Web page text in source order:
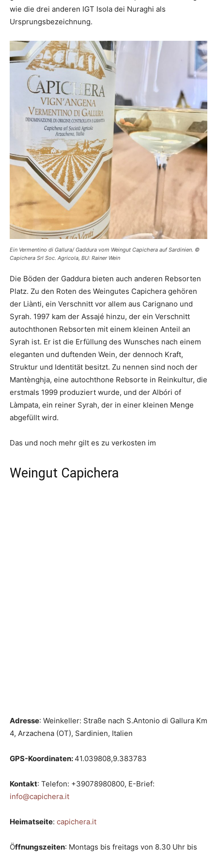
wie die drei anderen IGT Isola dei Nuraghi als
Ursprungsbezeichnung.
Ein Vermentino di Gallura/ Gaddura vom Weingut Capichera auf Sardinien. ©
Capichera Srl Soc. Agricola, BU: Rainer Wein
Die Böden der Gaddura bieten auch anderen Rebsorten
Platz. Zu den Roten des Weingutes Capichera gehören
der Liànti, ein Verschnitt vor allem aus Carignano und
Syrah. 1997 kam der Assajé hinzu, der ein Verschnitt
autochthonen Rebsorten mit einem kleinen Anteil an
Syrah ist. Er ist die Erfüllung des Wunsches nach einem
eleganten und duftenden Wein, der dennoch Kraft,
Struktur und Identität besitzt. Zu nennen sind noch der
Mantènghja, eine autochthone Rebsorte in Reinkultur, die
erstmals 1999 produziert wurde, und der Albóri of
Làmpata, ein reiner Syrah, der in einer kleinen Menge
abgefüllt wird.
Das und noch mehr gilt es zu verkosten im
Weingut Capichera
Adresse: Weinkeller: Straße nach S.Antonio di Gallura Km
4, Arzachena (OT), Sardinien, Italien
GPS-Koordinaten:41.039808,9.383783
Kontakt: Telefon: +39078980800, E-Brief:
info@capichera.it
Heimatseite: capichera.it
Öffnungszeiten: Montags bis freitags von 8.30 Uhr bis